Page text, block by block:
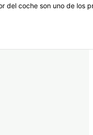
del coche son uno de los